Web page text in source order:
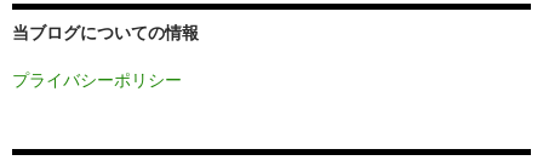
当ブログについての情報
プライバシーポリシー